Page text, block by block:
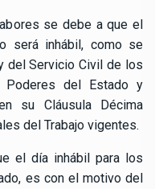
se debe a que el
será inhábil, como se
del Servicio Civil de los
Poderes del Estado y
su Cláusula Décima
del Trabajo vigentes.
el día inhábil para los
es con el motivo del